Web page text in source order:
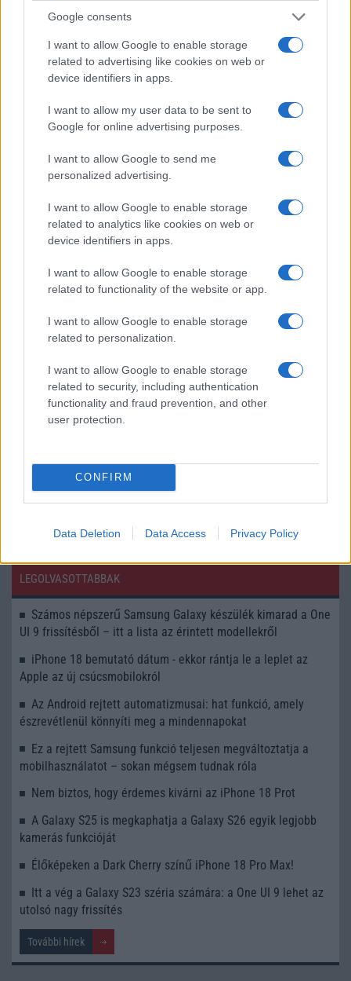
Google consents
I want to allow Google to enable storage
related to advertising like cookies on web or
device identifiers in apps.
I want to allow my user data to be sent to
Google for online advertising purposes.
I want to allow Google to send me
personalized advertising.
I want to allow Google to enable storage
related to analytics like cookies on web or
device identifiers in apps.
I want to allow Google to enable storage
related to functionality of the website or app.
I want to allow Google to enable storage
related to personalization.
I want to allow Google to enable storage
related to security, including authentication
functionality and fraud prevention, and other
user protection.
CONFIRM
Data Deletion Data Access Privacy Policy
Ez a rejtett Samsung funkció teljesen
megváltoztatja a mobilhasználatot –
sokan mégsem tudnak róla
Az Edge Panel az egyik leghasznosabb funkció, amely
jelentősen felgyorsítja a mindennapi használatot,
miközben a Pixel telefonokból továbbra is hiányzik.
KAPCSOLÓDÓ HÍREK
Képeken az olcsó, műanyag iPhone
Az Apple az USB C-t is korlátozná?
Az Apple az USB C kábellel is trükközni fog
Az iPhone 15 nem lesz kompatibilis az iPhone 14 tokjaival
Az iPhone 15-ben tényleg lesz USB-C?
Egy iPhone 15 képes egy másik iPhone-t tölteni
További hírek
LEGOLVASOTTABBAK
Számos népszerű Samsung Galaxy készülék kimarad a One
UI 9 frissítésből – itt a lista az érintett modellekről
iPhone 18 bemutató dátum - ekkor rántja le a leplet az
Apple az új csúcsmobilokról
Az Android rejtett automatizmusai: hat funkció, amely
észrevétlenül könnyíti meg a mindennapokat
Ez a rejtett Samsung funkció teljesen megváltoztatja a
mobilhasználatot – sokan mégsem tudnak róla
Nem biztos, hogy érdemes kivárni az iPhone 18 Prot
A Galaxy S25 is megkaphatja a Galaxy S26 egyik legjobb
kamerás funkcióját
Élőképeken a Dark Cherry színű iPhone 18 Pro Max!
Itt a vég a Galaxy S23 széria számára: a One UI 9 lehet az
utolsó nagy frissítés
További hírek